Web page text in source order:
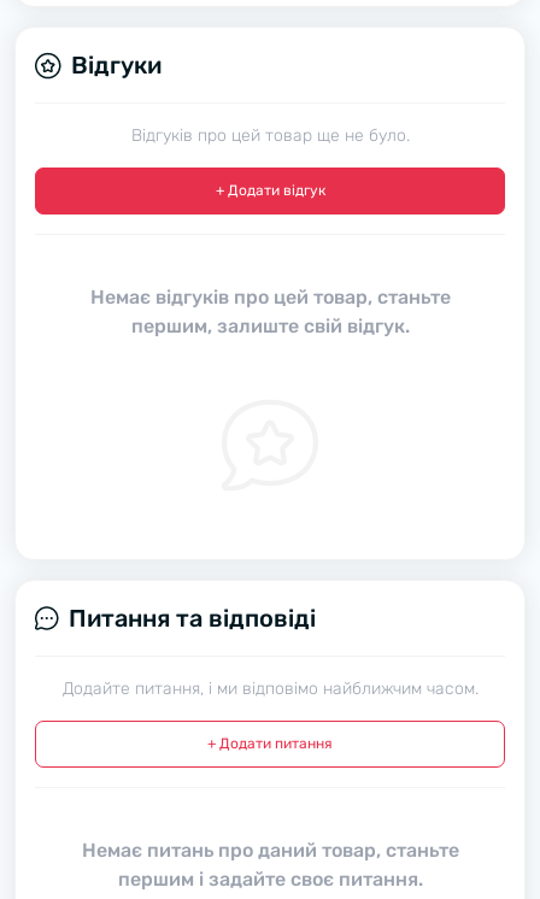
Відгуки
Відгуків про цей товар ще не було.
+ Додати відгук
Немає відгуків про цей товар, станьте
першим, залиште свій відгук.
Питання та відповіді
Додайте питання, і ми відповімо найближчим часом.
+ Додати питання
Немає питань про даний товар, станьте
першим і задайте своє питання.